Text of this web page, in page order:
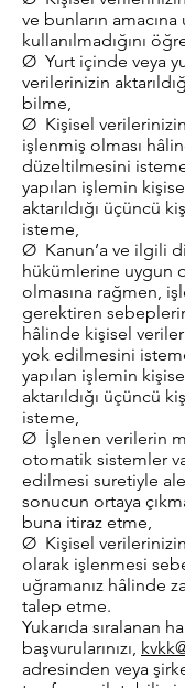
ve bunların amacına
kullanılmadığını
Ø Yurt içinde veya
verilerinizin
bilme,
Ø Kişisel verilerinizin
işlenmiş olması
düzeltilmesini
yapılan işlemin
aktarıldığı üçüncü
isteme,
Ø Kanun’a ve ilgili
hükümlerine uygun
olmasına rağmen,
gerektiren
hâlinde kişisel
yok edilmesini
yapılan işlemin
aktarıldığı üçüncü
isteme,
Ø İşlenen verilerin
otomatik sistemler
edilmesi suretiyle
sonucun ortaya
buna itiraz etme,
Ø Kişisel verilerinizin
olarak işlenmesi
uğramanız hâlinde
talep etme.
Yukarıda sıralanan
başvurularınızı,
adresinden veya